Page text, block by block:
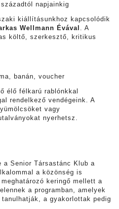
napjainkig
kiállításunkhoz kapcsolódik
Wellmann Évával . A
költő, szerkesztő, kritikus
banán, voucher
élő félkarú rablónkkal
rendelkező vendégeink. A
vagy
nyerhetsz.
a Senior Társastánc Klub a
a közönség is
keringő mellett a
a programban, amelyek
a gyakorlottak pedig